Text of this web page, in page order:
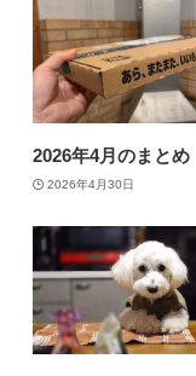
2026年4月のまとめ
2026年4月30日